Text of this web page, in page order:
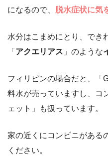
になるので、 脱水症状に気
水分はこまめにとり、でき
「 アクエリアス 」のような
フィリピンの場合だと、「
料水が売っていますし、コ
ェット」も扱っています。
家の近くにコンビニがある
ください。